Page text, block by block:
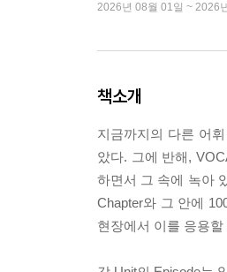
2026년 08월 01일 ~ 2026
책소개
지금까지의 다른 어
았다. 그에 반해,
하면서 그 속에 녹아
Chapter와 그 안에
현장에서 이를 응용할